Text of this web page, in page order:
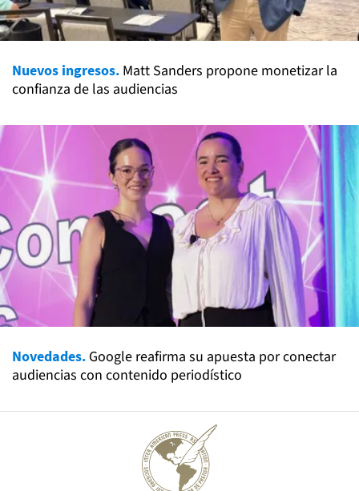
Nuevos ingresos. Matt Sanders propone monetizar la
confianza de las audiencias
Novedades. Google reafirma su apuesta por conectar
audiencias con contenido periodístico